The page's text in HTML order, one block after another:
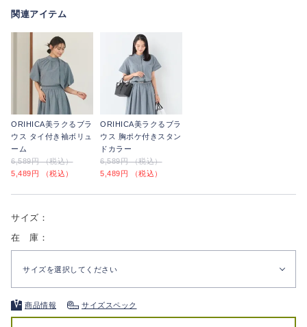
関連アイテム
ORIHICA美ラクるブラ
ウス タイ付き袖ボリュ
ーム
6,589円 （税込）
5,489円 （税込）
ORIHICA美ラクるブラ
ウス 胸ポケ付きスタン
ドカラー
6,589円 （税込）
5,489円 （税込）
サイズ：
在 庫：
サイズを選択してください
商品情報 サイズスペック